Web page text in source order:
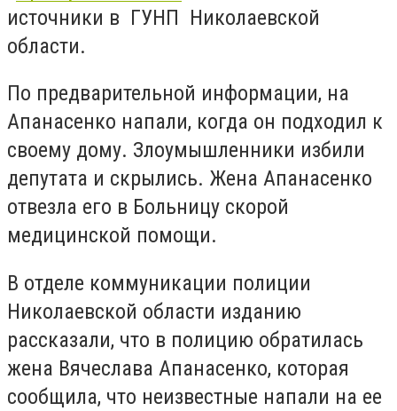
источники в ГУНП Николаевской
области.
По предварительной информации, на
Апанасенко напали, когда он подходил к
своему дому. Злоумышленники избили
депутата и скрылись. Жена Апанасенко
отвезла его в Больницу скорой
медицинской помощи.
В отделе коммуникации полиции
Николаевской области изданию
рассказали, что в полицию обратилась
жена Вячеслава Апанасенко, которая
сообщила, что неизвестные напали на ее